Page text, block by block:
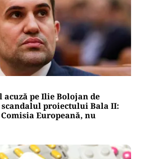
pe Ilie Bolojan de
proiectului Bala II:
Europeană, nu